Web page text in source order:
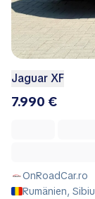
Jaguar XF
7.990 €
OnRoadCar.ro
Rumänien, Sibiu